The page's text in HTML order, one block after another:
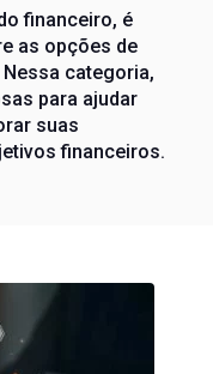
financeiro, é
as opções de
categoria,
para ajudar
suas
financeiros.